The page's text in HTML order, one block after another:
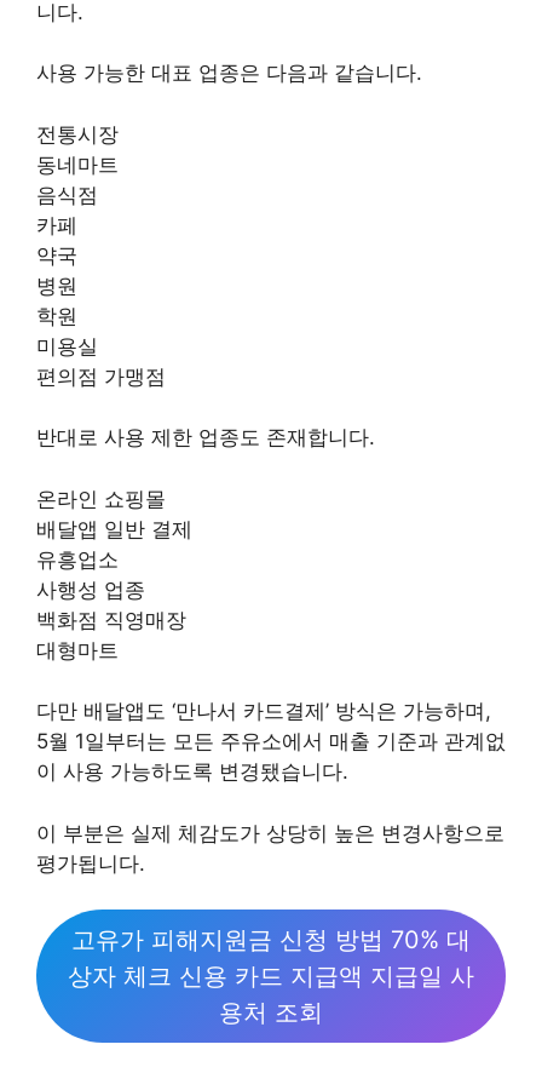
니다.
사용 가능한 대표 업종은 다음과 같습니다.
전통시장
동네마트
음식점
카페
약국
병원
학원
미용실
편의점 가맹점
반대로 사용 제한 업종도 존재합니다.
온라인 쇼핑몰
배달앱 일반 결제
유흥업소
사행성 업종
백화점 직영매장
대형마트
다만 배달앱도 ‘만나서 카드결제’ 방식은 가능하며,
5월 1일부터는 모든 주유소에서 매출 기준과 관계없
이 사용 가능하도록 변경됐습니다.
이 부분은 실제 체감도가 상당히 높은 변경사항으로
평가됩니다.
고유가 피해지원금 신청 방법 70% 대
상자 체크 신용 카드 지급액 지급일 사
용처 조회